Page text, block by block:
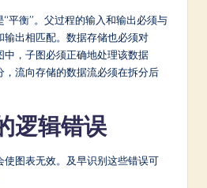
平衡”。父过程的输入和输出必须与
输出相匹配。数据存储也必须对
中，子图必须正确地处理该数据
，流向存储的数据流必须在拆分后
逻辑错误
使图表无效。及早识别这些错误可